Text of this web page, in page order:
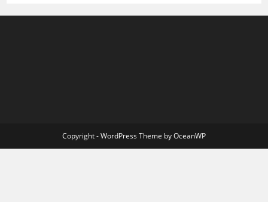
Copyright - WordPress Theme by OceanWP